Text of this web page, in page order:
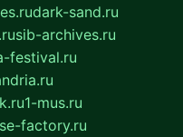
dark-sand.ru
sib-archives.ru
festival.ru
1-mus.ru
factory.ru